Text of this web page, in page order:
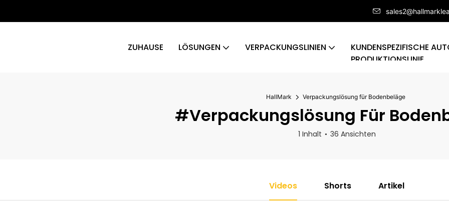
ZUHAUSE LÖSUNGEN VERPACKUNGSLINIEN
KUNDENSPEZIFISCHE
PRODUKTIONSLINIE
HallMark Verpackungslösung für Bodenbeläge
#Verpackungslösung Für
1 Inhalt 36 Ansichten
Videos Shorts Artikel